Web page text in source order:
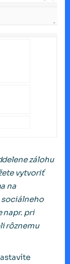
zálohu
vytvoriť
na
sociálneho
napr. pri
li rôznemu